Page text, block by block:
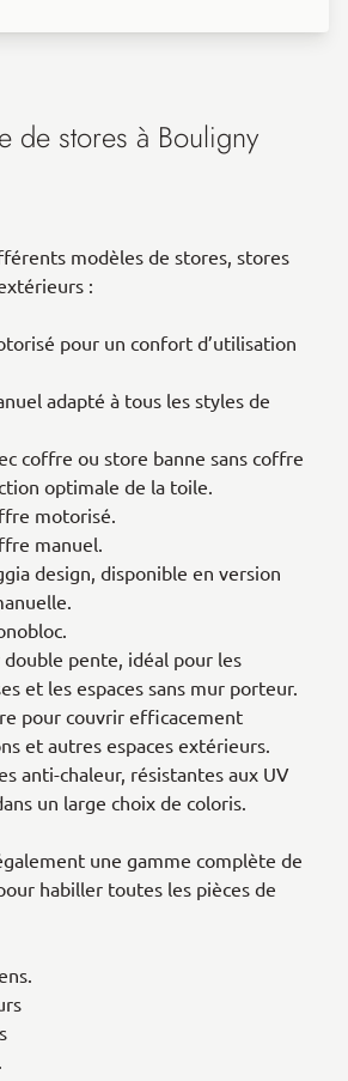
de stores à Bouligny
modèles de stores, stores
:
pour un confort d’utilisation
adapté à tous les styles de
coffre ou store banne sans coffre
optimale de la toile.
motorisé.
manuel.
design, disponible en version
pente, idéal pour les
et les espaces sans mur porteur.
pour couvrir efficacement
et autres espaces extérieurs.
anti-chaleur, résistantes aux UV
un large choix de coloris.
une gamme complète de
habiller toutes les pièces de